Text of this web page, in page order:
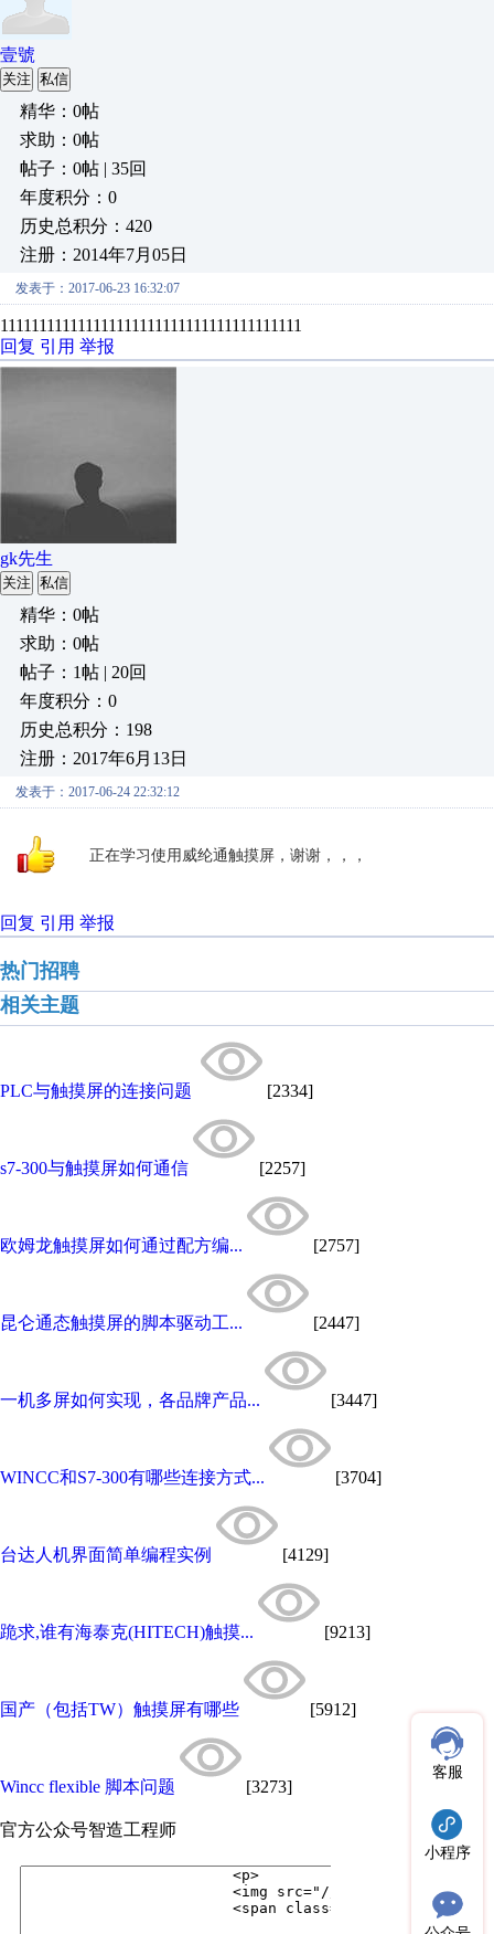
壹號
关注 私信
精华：0帖
求助：0帖
帖子：0帖 | 35回
年度积分：0
历史总积分：420
注册：2014年7月05日
发表于：2017-06-23 16:32:07
111111111111111111111111111111111111111
回复 引用 举报
gk先生
关注 私信
精华：0帖
求助：0帖
帖子：1帖 | 20回
年度积分：0
历史总积分：198
注册：2017年6月13日
发表于：2017-06-24 22:32:12
正在学习使用威纶通触摸屏，谢谢，，，
回复 引用 举报
热门招聘
相关主题
PLC与触摸屏的连接问题 [2334]
s7-300与触摸屏如何通信 [2257]
欧姆龙触摸屏如何通过配方编... [2757]
昆仑通态触摸屏的脚本驱动工... [2447]
一机多屏如何实现，各品牌产品... [3447]
WINCC和S7-300有哪些连接方式... [3704]
台达人机界面简单编程实例 [4129]
跪求,谁有海泰克(HITECH)触摸... [9213]
国产（包括TW）触摸屏有哪些 [5912]
Wincc flexible 脚本问题 [3273]
官方公众号智造工程师
客服
小程序